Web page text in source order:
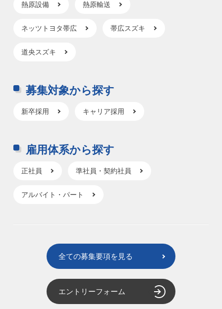
熱原設備 熱原輸送
ネッツトヨタ帯広 帯広スズキ
道央スズキ
募集対象から探す
新卒採用 キャリア採用
雇用体系から探す
正社員 準社員・契約社員
アルバイト・パート
全ての募集要項を見る
エントリーフォーム